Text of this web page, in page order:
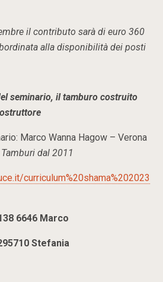
il contributo sarà di euro 360
alla disponibilità dei posti
seminario, il tamburo costruito
Marco Wanna Hagow – Verona
dal 2011
curriculum%20shama%202023
6646 Marco
Stefania